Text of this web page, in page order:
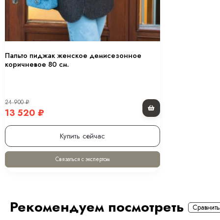
Пальто пиджак женское демисезонное
коричневое 80 см.
24 900₽
13 520 ₽
Купить сейчас
Связаться с экспертом
Рекомендуем посмотреть